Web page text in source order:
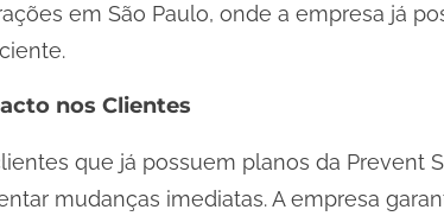
em São Paulo, onde a empresa já
nos Clientes
que já possuem planos da Prevent
mudanças imediatas. A empresa